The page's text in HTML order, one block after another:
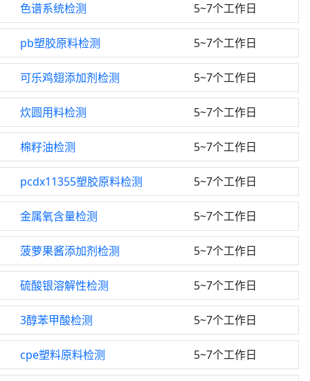
色谱系统检测 5~7个工作日
pb塑胶原料检测 5~7个工作日
可乐鸡翅添加剂检测 5~7个工作日
炊圆用料检测 5~7个工作日
棉籽油检测 5~7个工作日
pcdx11355塑胶原料检测 5~7个工作日
金属氧含量检测 5~7个工作日
菠萝果酱添加剂检测 5~7个工作日
硫酸银溶解性检测 5~7个工作日
3醇苯甲酸检测 5~7个工作日
cpe塑料原料检测 5~7个工作日